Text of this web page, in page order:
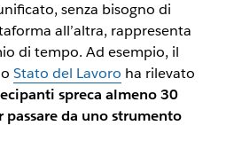
senza bisogno di
all’altra, rappresenta
di tempo. Ad esempio, il
Stato del Lavoro ha rilevato
spreca almeno 30
da uno strumento